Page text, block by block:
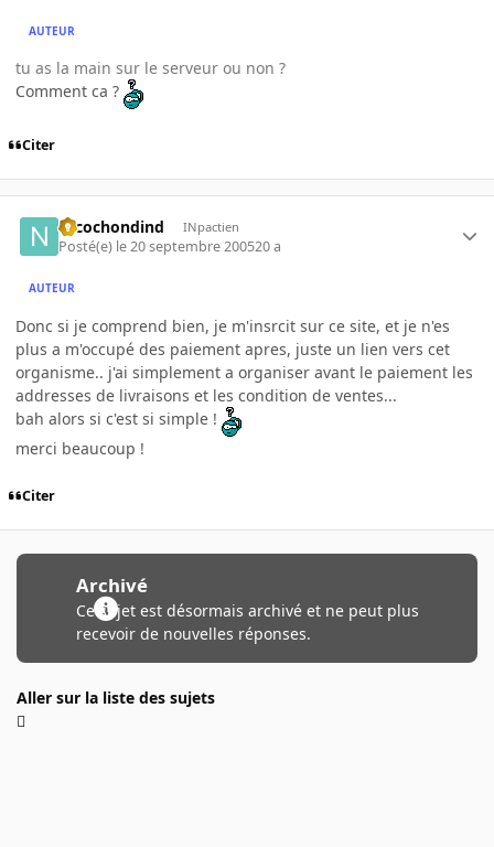
AUTEUR
tu as la main sur le serveur ou non ?
Comment ca ?
Citer
Nicochondind INpactien
Posté(e) le 20 septembre 200520 a
AUTEUR
Donc si je comprend bien, je m'insrcit sur ce site, et je n'es
plus a m'occupé des paiement apres, juste un lien vers cet
organisme.. j'ai simplement a organiser avant le paiement les
addresses de livraisons et les condition de ventes...
bah alors si c'est si simple !
merci beaucoup !
Citer
Archivé
Ce sujet est désormais archivé et ne peut plus
recevoir de nouvelles réponses.
Aller sur la liste des sujets